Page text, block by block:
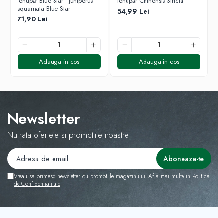
squamata Blue Star
71,90 Lei
Adauga in cos
54,99 Lei
Adauga in cos
Newsletter
Nu rata ofertele si promotiile noastre
Vreau sa primesc newsletter cu promotiile magazinului. Afla mai multe in Politica
de Confidentialitate